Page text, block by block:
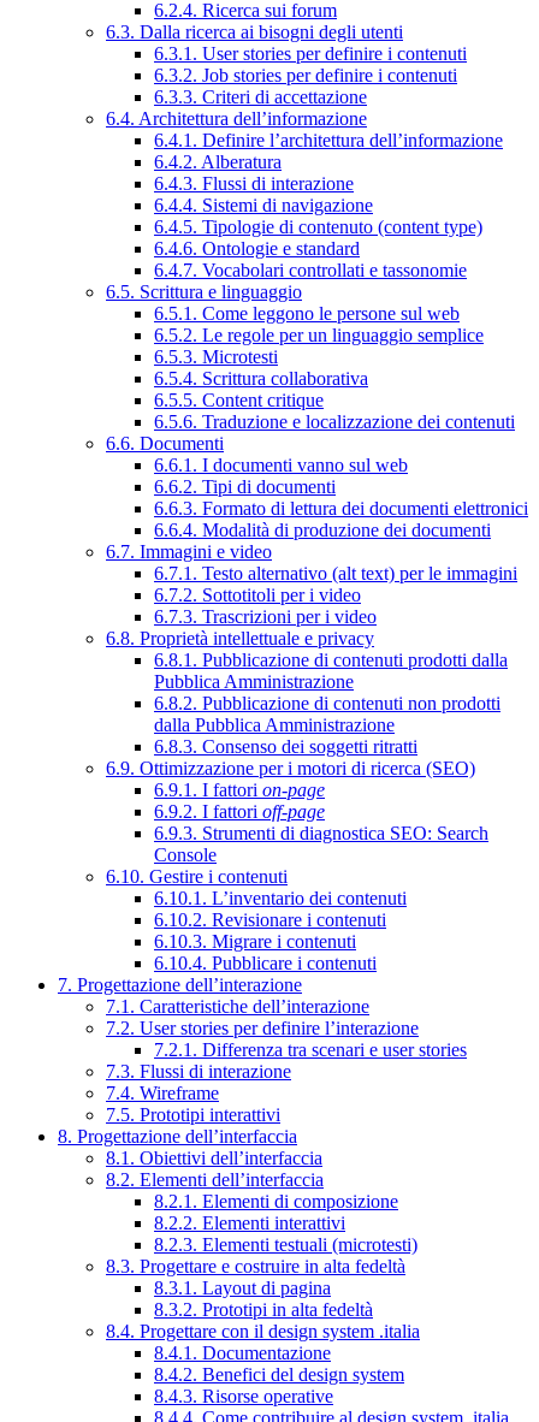
6.2.4. Ricerca sui forum
6.3. Dalla ricerca ai bisogni degli utenti
6.3.1. User stories per definire i contenuti
6.3.2. Job stories per definire i contenuti
6.3.3. Criteri di accettazione
6.4. Architettura dell’informazione
6.4.1. Definire l’architettura dell’informazione
6.4.2. Alberatura
6.4.3. Flussi di interazione
6.4.4. Sistemi di navigazione
6.4.5. Tipologie di contenuto (content type)
6.4.6. Ontologie e standard
6.4.7. Vocabolari controllati e tassonomie
6.5. Scrittura e linguaggio
6.5.1. Come leggono le persone sul web
6.5.2. Le regole per un linguaggio semplice
6.5.3. Microtesti
6.5.4. Scrittura collaborativa
6.5.5. Content critique
6.5.6. Traduzione e localizzazione dei contenuti
6.6. Documenti
6.6.1. I documenti vanno sul web
6.6.2. Tipi di documenti
6.6.3. Formato di lettura dei documenti elettronici
6.6.4. Modalità di produzione dei documenti
6.7. Immagini e video
6.7.1. Testo alternativo (alt text) per le immagini
6.7.2. Sottotitoli per i video
6.7.3. Trascrizioni per i video
6.8. Proprietà intellettuale e privacy
6.8.1. Pubblicazione di contenuti prodotti dalla
Pubblica Amministrazione
6.8.2. Pubblicazione di contenuti non prodotti
dalla Pubblica Amministrazione
6.8.3. Consenso dei soggetti ritratti
6.9. Ottimizzazione per i motori di ricerca (SEO)
6.9.1. I fattori on-page
6.9.2. I fattori off-page
6.9.3. Strumenti di diagnostica SEO: Search
Console
6.10. Gestire i contenuti
6.10.1. L’inventario dei contenuti
6.10.2. Revisionare i contenuti
6.10.3. Migrare i contenuti
6.10.4. Pubblicare i contenuti
7. Progettazione dell’interazione
7.1. Caratteristiche dell’interazione
7.2. User stories per definire l’interazione
7.2.1. Differenza tra scenari e user stories
7.3. Flussi di interazione
7.4. Wireframe
7.5. Prototipi interattivi
8. Progettazione dell’interfaccia
8.1. Obiettivi dell’interfaccia
8.2. Elementi dell’interfaccia
8.2.1. Elementi di composizione
8.2.2. Elementi interattivi
8.2.3. Elementi testuali (microtesti)
8.3. Progettare e costruire in alta fedeltà
8.3.1. Layout di pagina
8.3.2. Prototipi in alta fedeltà
8.4. Progettare con il design system .italia
8.4.1. Documentazione
8.4.2. Benefici del design system
8.4.3. Risorse operative
8.4.4. Come contribuire al design system .italia